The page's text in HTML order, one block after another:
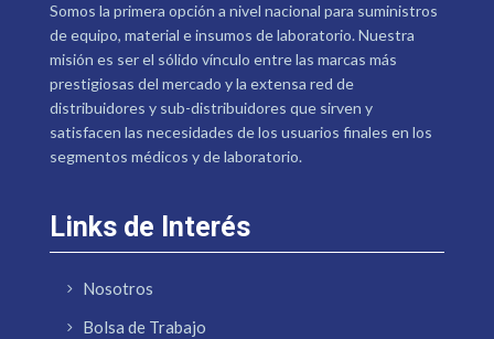
Somos la primera opción a nivel nacional para suministros
de equipo, material e insumos de laboratorio. Nuestra
misión es ser el sólido vínculo entre las marcas más
prestigiosas del mercado y la extensa red de
distribuidores y sub-distribuidores que sirven y
satisfacen las necesidades de los usuarios finales en los
segmentos médicos y de laboratorio.
Links de Interés
Nosotros
Bolsa de Trabajo